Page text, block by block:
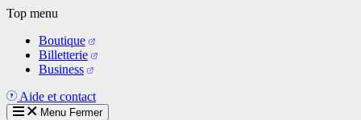
Aller
contenu
principal
Top menu
Boutique
Billetterie
Business
Aide et contact
Menu Fermer